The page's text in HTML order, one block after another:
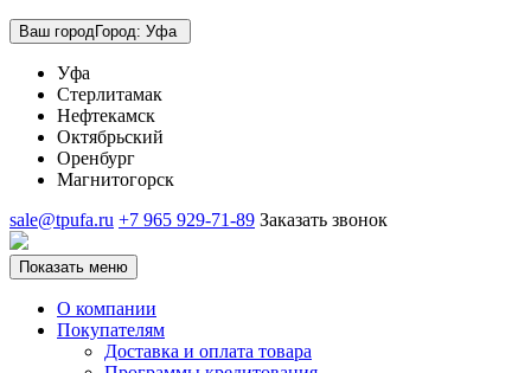
Ваш городГород: Уфа
Уфа
Стерлитамак
Нефтекамск
Октябрьский
Оренбург
Магнитогорск
sale@tpufa.ru +7 965 929-71-89 Заказать звонок
Показать меню
О компании
Покупателям
Доставка и оплата товара